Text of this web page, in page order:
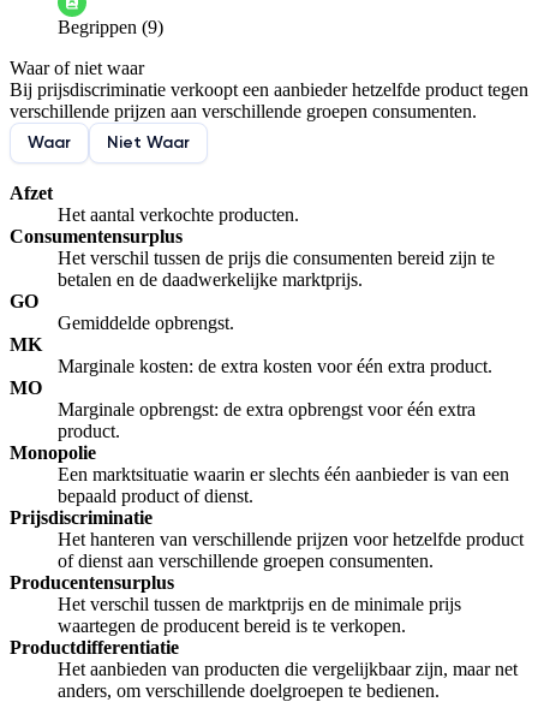
De docent is te langdradig
De uitleg gaat te langzaam
Afspelen werkte niet
Iets anders
Begrippen (9)
Waar of niet waar
Bij prijsdiscriminatie verkoopt een aanbieder hetzelfde product tegen
verschillende prijzen aan verschillende groepen consumenten.
Waar
Niet Waar
Afzet
Het aantal verkochte producten.
Consumentensurplus
Het verschil tussen de prijs die consumenten bereid zijn te
betalen en de daadwerkelijke marktprijs.
GO
Gemiddelde opbrengst.
MK
Marginale kosten: de extra kosten voor één extra product.
MO
Marginale opbrengst: de extra opbrengst voor één extra
product.
Monopolie
Een marktsituatie waarin er slechts één aanbieder is van een
bepaald product of dienst.
Prijsdiscriminatie
Het hanteren van verschillende prijzen voor hetzelfde product
of dienst aan verschillende groepen consumenten.
Producentensurplus
Het verschil tussen de marktprijs en de minimale prijs
waartegen de producent bereid is te verkopen.
Productdifferentiatie
Het aanbieden van producten die vergelijkbaar zijn, maar net
anders, om verschillende doelgroepen te bedienen.